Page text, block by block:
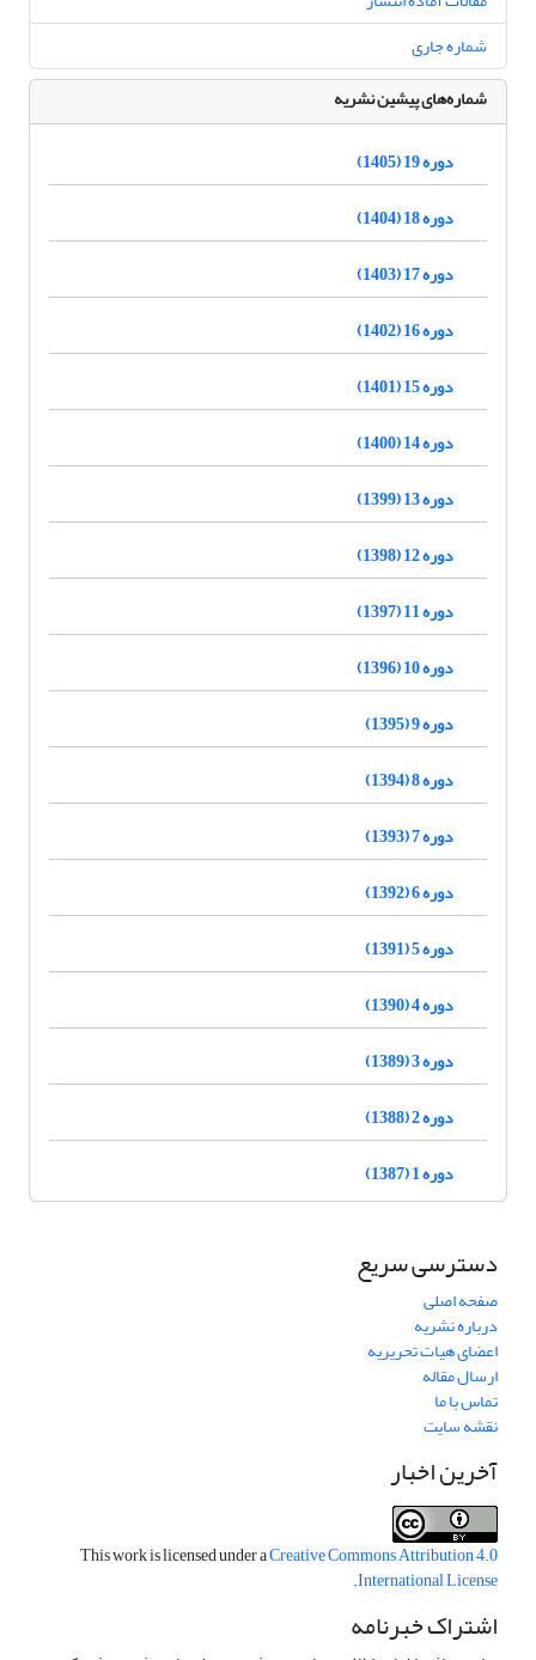
شماره جاری
شماره‌های پیشین نشریه
دوره 19 (1405)
دوره 18 (1404)
دوره 17 (1403)
دوره 16 (1402)
دوره 15 (1401)
دوره 14 (1400)
دوره 13 (1399)
دوره 12 (1398)
دوره 11 (1397)
دوره 10 (1396)
دوره 9 (1395)
دوره 8 (1394)
دوره 7 (1393)
دوره 6 (1392)
دوره 5 (1391)
دوره 4 (1390)
دوره 3 (1389)
دوره 2 (1388)
دوره 1 (1387)
دسترسی سریع
صفحه اصلی
درباره نشریه
اعضای هیات تحریریه
ارسال مقاله
تماس با ما
نقشه سایت
آخرین اخبار
This work is licensed under aCreative Commons Attribution 4.0
International License
.
اشتراک خبرنامه